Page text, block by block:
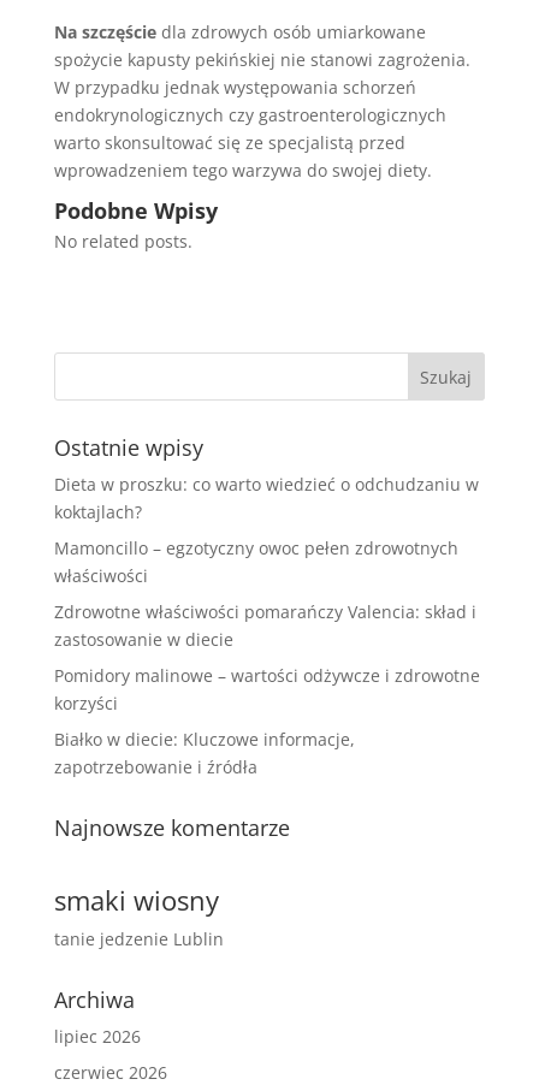
Na szczęściedla zdrowych osób umiarkowane
spożycie kapusty pekińskiej nie stanowi zagrożenia.
W przypadku jednak występowania schorzeń
endokrynologicznych czy gastroenterologicznych
warto skonsultować się ze specjalistą przed
wprowadzeniem tego warzywa do swojej diety.
Podobne Wpisy
No related posts.
Ostatnie wpisy
Dieta w proszku: co warto wiedzieć o odchudzaniu w
koktajlach?
Mamoncillo – egzotyczny owoc pełen zdrowotnych
właściwości
Zdrowotne właściwości pomarańczy Valencia: skład i
zastosowanie w diecie
Pomidory malinowe – wartości odżywcze i zdrowotne
korzyści
Białko w diecie: Kluczowe informacje,
zapotrzebowanie i źródła
Najnowsze komentarze
smaki wiosny
tanie jedzenie Lublin
Archiwa
lipiec 2026
czerwiec 2026